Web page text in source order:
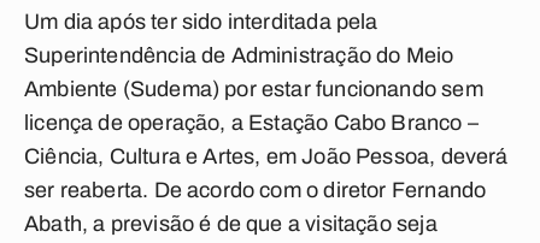
Um dia após ter sido interditada pela
Superintendência de Administração do Meio
Ambiente (Sudema) por estar funcionando sem
licença de operação, a Estação Cabo Branco –
Ciência, Cultura e Artes, em João Pessoa, deverá
ser reaberta. De acordo com o diretor Fernando
Abath, a previsão é de que a visitação seja